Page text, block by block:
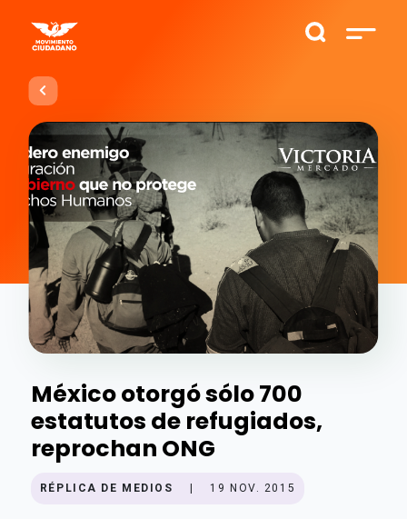
México otorgó sólo 700
estatutos de refugiados,
reprochan ONG
RÉPLICA DE MEDIOS 19 NOV. 2015